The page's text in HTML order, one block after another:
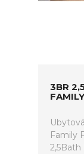
3BR
Family
2,5Bath